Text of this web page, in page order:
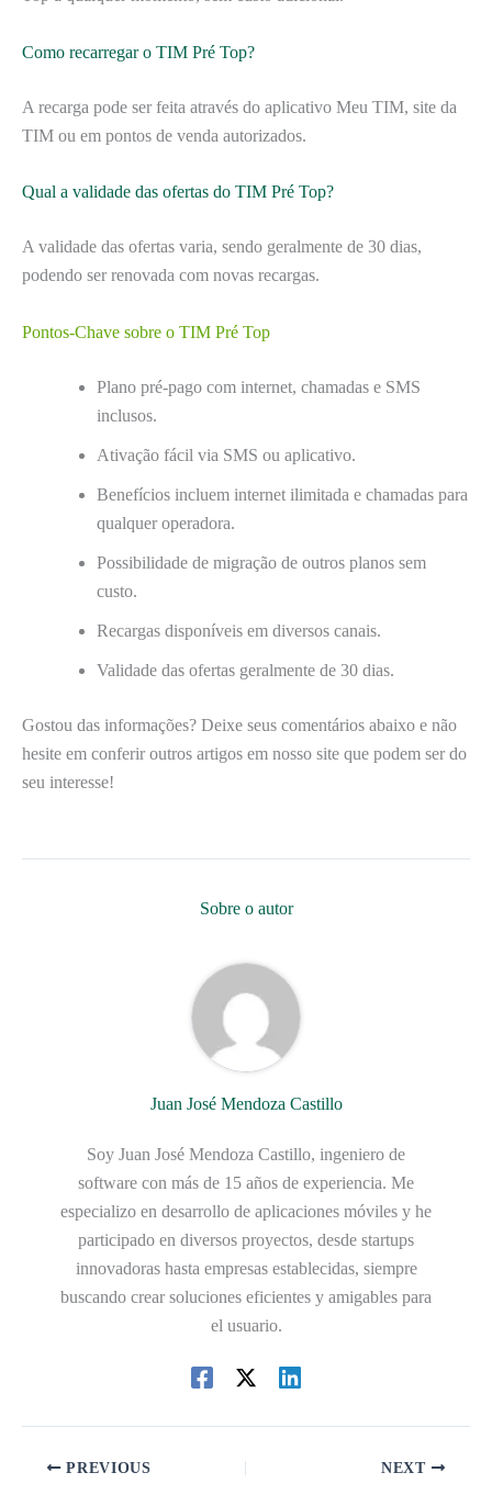
Como recarregar o TIM Pré Top?
A recarga pode ser feita através do aplicativo Meu TIM, site da
TIM ou em pontos de venda autorizados.
Qual a validade das ofertas do TIM Pré Top?
A validade das ofertas varia, sendo geralmente de 30 dias,
podendo ser renovada com novas recargas.
Pontos-Chave sobre o TIM Pré Top
Plano pré-pago com internet, chamadas e SMS
inclusos.
Ativação fácil via SMS ou aplicativo.
Benefícios incluem internet ilimitada e chamadas para
qualquer operadora.
Possibilidade de migração de outros planos sem
custo.
Recargas disponíveis em diversos canais.
Validade das ofertas geralmente de 30 dias.
Gostou das informações? Deixe seus comentários abaixo e não
hesite em conferir outros artigos em nosso site que podem ser do
seu interesse!
Sobre o autor
Juan José Mendoza Castillo
Soy Juan José Mendoza Castillo, ingeniero de
software con más de 15 años de experiencia. Me
especializo en desarrollo de aplicaciones móviles y he
participado en diversos proyectos, desde startups
innovadoras hasta empresas establecidas, siempre
buscando crear soluciones eficientes y amigables para
el usuario.
PREVIOUS NEXT